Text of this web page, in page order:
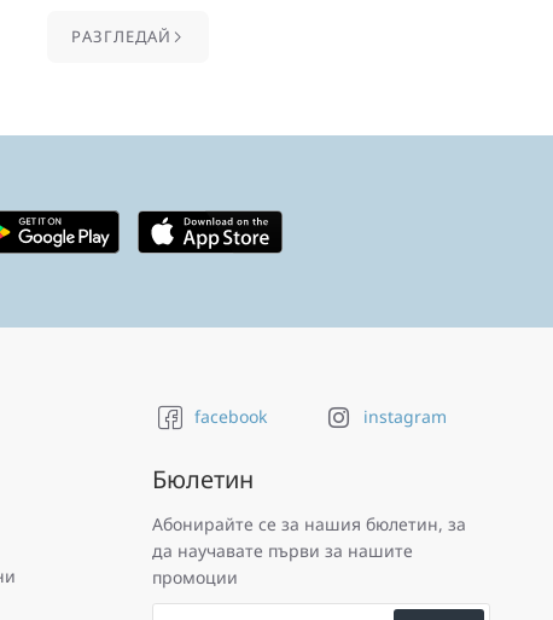
PАЗГЛЕДАЙ
facebook instagram
Бюлетин
Абонирайте се за нашия бюлетин, за
да научавате първи за нашите
промоции